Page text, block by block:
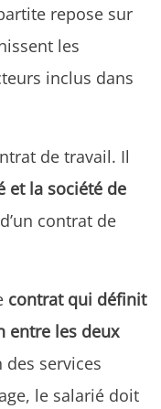
repose sur
les
inclus dans
de travail. Il
et la société de
contrat de
contrat qui définit
entre les deux
services
le salarié doit